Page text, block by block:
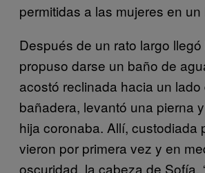
permitidas a las mujeres en un
Después de un rato largo
propuso darse un baño de
acostó reclinada hacia un lado
bañadera, levantó una pierna
hija coronaba. Allí, custodiada
vieron por primera vez y en
oscuridad, la cabeza de Sofía.